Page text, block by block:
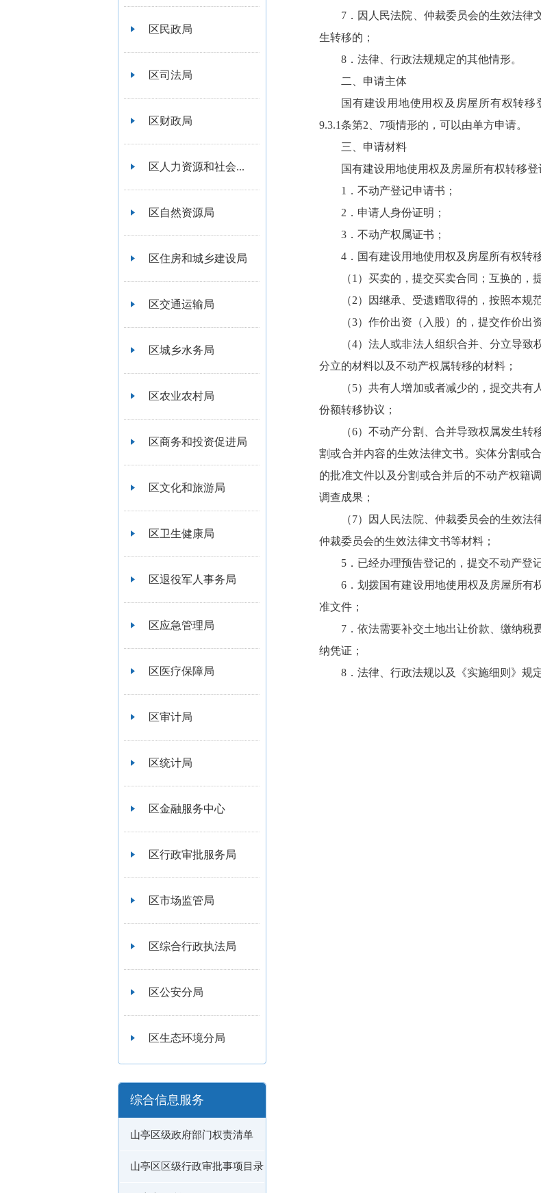
区民政局
区司法局
区财政局
区人力资源和社会...
区自然资源局
区住房和城乡建设局
区交通运输局
区城乡水务局
区农业农村局
区商务和投资促进局
区文化和旅游局
区卫生健康局
区退役军人事务局
区应急管理局
区医疗保障局
区审计局
区统计局
区金融服务中心
区行政审批服务局
区市场监管局
区综合行政执法局
区公安分局
区生态环境分局
综合信息服务
山亭区级政府部门权责清单
山亭区区级行政审批事项目录
7．因人民法院、仲裁委员会的生效法律
生转移的；
8．法律、行政法规规定的其他情形。
二、申请主体
国有建设用地使用权及房屋所有权转
9.3.1条第2、7项情形的，可以由单方申请。
三、申请材料
国有建设用地使用权及房屋所有权转移登
1．不动产登记申请书；
2．申请人身份证明；
3．不动产权属证书；
4．国有建设用地使用权及房屋所有权转
（1）买卖的，提交买卖合同；互换的，
（2）因继承、受遗赠取得的，按照本规
（3）作价出资（入股）的，提交作价出
（4）法人或非法人组织合并、分立导致
分立的材料以及不动产权属转移的材料；
（5）共有人增加或者减少的，提交共
份额转移协议；
（6）不动产分割、合并导致权属发生
割或合并内容的生效法律文书。实体分割或
的批准文件以及分割或合并后的不动产权籍
调查成果；
（7）因人民法院、仲裁委员会的生效法
仲裁委员会的生效法律文书等材料；
5．已经办理预告登记的，提交不动产登
6．划拨国有建设用地使用权及房屋所有
准文件；
7．依法需要补交土地出让价款、缴纳税
纳凭证；
8．法律、行政法规以及《实施细则》规